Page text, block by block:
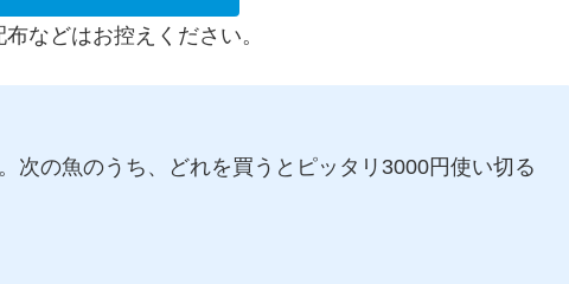
などはお控えください。
次の魚のうち、どれを買うとピッタリ3000円使い切る